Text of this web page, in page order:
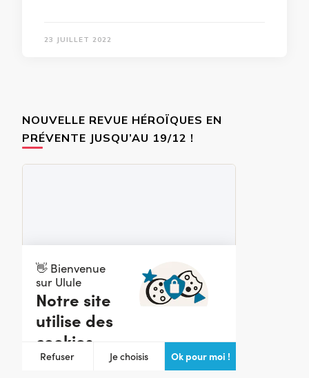
23 JUILLET 2022
NOUVELLE REVUE HÉROÏQUES EN
PRÉVENTE JUSQU’AU 19/12 !